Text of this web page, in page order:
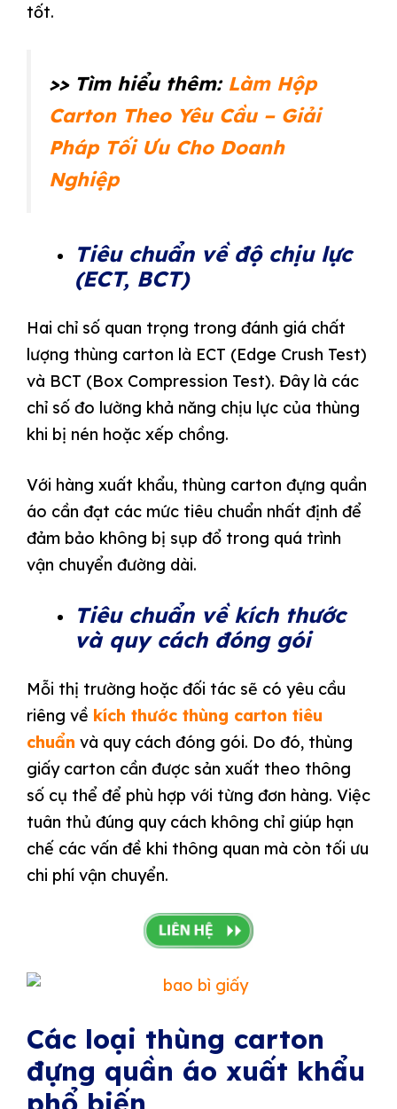
tốt.
>> Tìm hiểu thêm: Làm Hộp
Carton Theo Yêu Cầu – Giải
Pháp Tối Ưu Cho Doanh
Nghiệp
Tiêu chuẩn về độ chịu lực
(ECT, BCT)
Hai chỉ số quan trọng trong đánh giá chất
lượng thùng carton là ECT (Edge Crush Test)
và BCT (Box Compression Test). Đây là các
chỉ số đo lường khả năng chịu lực của thùng
khi bị nén hoặc xếp chồng.
Với hàng xuất khẩu, thùng carton đựng quần
áo cần đạt các mức tiêu chuẩn nhất định để
đảm bảo không bị sụp đổ trong quá trình
vận chuyển đường dài.
Tiêu chuẩn về kích thước
và quy cách đóng gói
Mỗi thị trường hoặc đối tác sẽ có yêu cầu
riêng về kích thước thùng carton tiêu
chuẩn và quy cách đóng gói. Do đó, thùng
giấy carton cần được sản xuất theo thông
số cụ thể để phù hợp với từng đơn hàng. Việc
tuân thủ đúng quy cách không chỉ giúp hạn
chế các vấn đề khi thông quan mà còn tối ưu
chi phí vận chuyển.
Các loại thùng carton
đựng quần áo xuất khẩu